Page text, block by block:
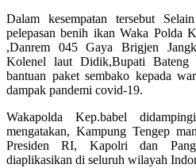
Dalam kesempatan tersebut
pelepasan benih ikan Waka Polda
,Danrem 045 Gaya Brigjen
Kolenel laut Didik,Bupati Bateng
bantuan paket sembako kepada
dampak pandemi covid-19.
Wakapolda Kep.babel
mengatakan, Kampung Tengep
Presiden RI, Kapolri dan
diaplikasikan di seluruh wilayah